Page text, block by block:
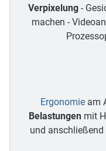
Verpixelung -
machen -
Ergonomieam
Belastungenmit
und